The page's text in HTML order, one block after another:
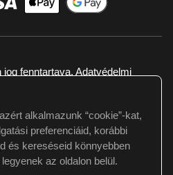
fenntartava. Adatvédelmi
vagy kérdésed van itt jelezd:
webmester@tilos.hu
alkalmazunk “cookie”-kat,
preferenciáid, korábbi
és kereséseid könnyebben
az oldalon belül.